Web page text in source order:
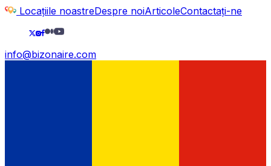
Locațiile noastreDespre noiArticoleContactați-ne
info@bizonaire.com